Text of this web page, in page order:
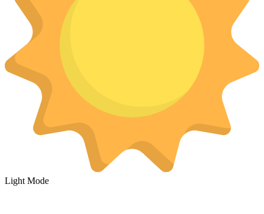
Light Mode